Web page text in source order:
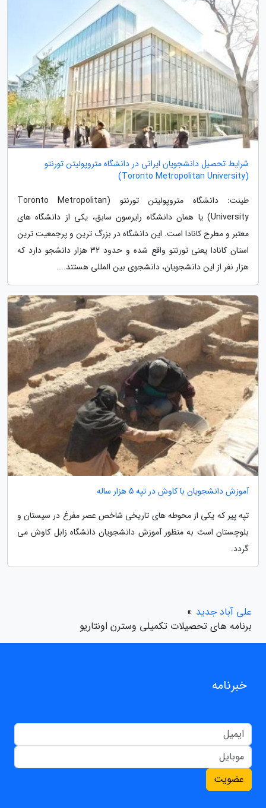
شرایط تحصیل دانشجویان ایرانی در دانشگاه متروپولیتن تورنتو
(Toronto Metropolitan University)
طینت: دانشگاه متروپولیتن تورنتو (Toronto Metropolitan
University) یا همان دانشگاه رایرسون سابق، یکی از دانشگاه های
معتبر و مطرح کانادا است. این دانشگاه در بزرگ ترین و پرجمعیت ترین
استان کانادا یعنی تورنتو واقع شده و حدود 32 هزار دانشجو دارد که
هزار نفر از این دانشجویان، دانشجوی بین المللی هستند....
آموزش دانشجویان با کاوش در تپه 5 هزار ساله
تپه پیر که یکی از محوطه های تاریخی شاخص عصر مفرغ در سیستان و
بلوچستان است به منظور آموزش دانشجویان دانشگاه زابل کاوش می
گردد.
علی آباد جدید »
برنامه های تحصیلات تکمیلی وسترن اونتاریو
خبرنامه
عضویت